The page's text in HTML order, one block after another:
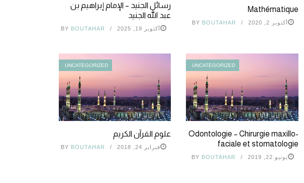
رسائل الجنيد – الإمام إبراهيم بن
عبد الله الجنيد
أكتوبر 19, 2025 BY BOUTAHAR
Mathématique
أكتوبر 2, 2020 BY BOUTAHAR
UNCATEGORIZED
علوم القرآن الكريم
فبراير 24, 2018 BY BOUTAHAR
UNCATEGORIZED
Odontologie – Chirurgie maxillo-
faciale et stomatologie
يونيو 22, 2019 BY BOUTAHAR